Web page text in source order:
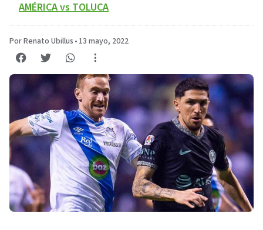
AMÉRICA vs TOLUCA
Por Renato Ubillus • 13 mayo, 2022